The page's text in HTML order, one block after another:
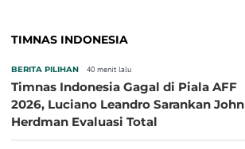
TIMNAS INDONESIA
BERITA PILIHAN 40 menit lalu
Timnas Indonesia Gagal di Piala AFF
2026, Luciano Leandro Sarankan John
Herdman Evaluasi Total